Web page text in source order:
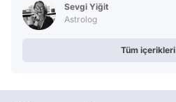
Sevgi Yiğit
Astrolog
Tüm içerikleri